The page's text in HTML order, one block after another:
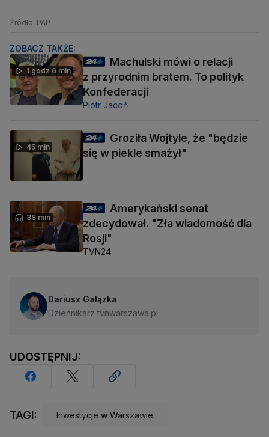
Źródło: PAP
ZOBACZ TAKŻE:
1 godz 6 min
Machulski mówi o relacji
z przyrodnim bratem. To polityk
Konfederacji
Piotr Jacoń
45 min
Groziła Wojtyle, że "będzie
się w piekle smażył"
38 min
Amerykański senat
zdecydował. "Zła wiadomość dla
Rosji"
TVN24
Dariusz Gałązka
Dziennikarz tvnwarszawa.pl
UDOSTĘPNIJ:
TAGI: Inwestycje w Warszawie